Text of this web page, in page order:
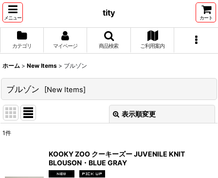
メニュー
tity
カート
カテゴリ マイページ 商品検索 ご利用案内
ホーム > New Items > ブルゾン
ブルゾン [New Items]
表示順変更
1件
KOOKY ZOO クーキーズー JUVENILE KNIT
BLOUSON・BLUE GRAY